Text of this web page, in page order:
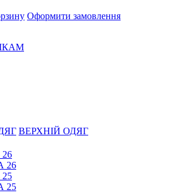
Оформити замовлення
ВЕРХНІЙ ОДЯГ
26
25